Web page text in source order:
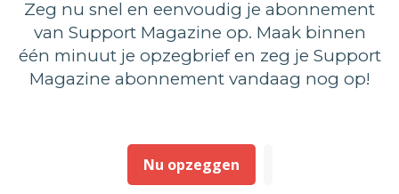
Zeg nu snel en eenvoudig je abonnement
van Support Magazine op. Maak binnen
één minuut je opzegbrief en zeg je Support
Magazine abonnement vandaag nog op!
Nu opzeggen